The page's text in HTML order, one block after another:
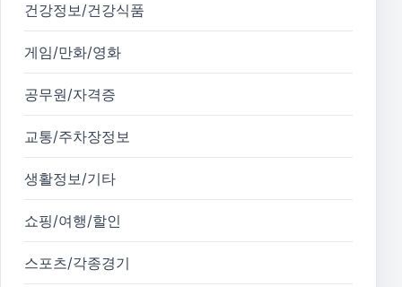
건강정보/건강식품
게임/만화/영화
공무원/자격증
교통/주차장정보
생활정보/기타
쇼핑/여행/할인
스포츠/각종경기